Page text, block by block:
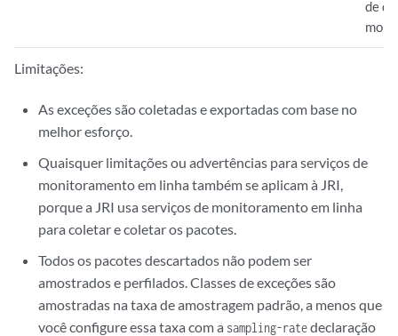
de
Limitações:
As exceções são coletadas e exportadas com base no
melhor esforço.
Quaisquer limitações ou advertências para serviços de
monitoramento em linha também se aplicam à JRI,
porque a JRI usa serviços de monitoramento em linha
para coletar e coletar os pacotes.
Todos os pacotes descartados não podem ser
amostrados e perfilados. Classes de exceções são
amostradas na taxa de amostragem padrão, a menos que
você configure essa taxa com a sampling-ratedeclaração